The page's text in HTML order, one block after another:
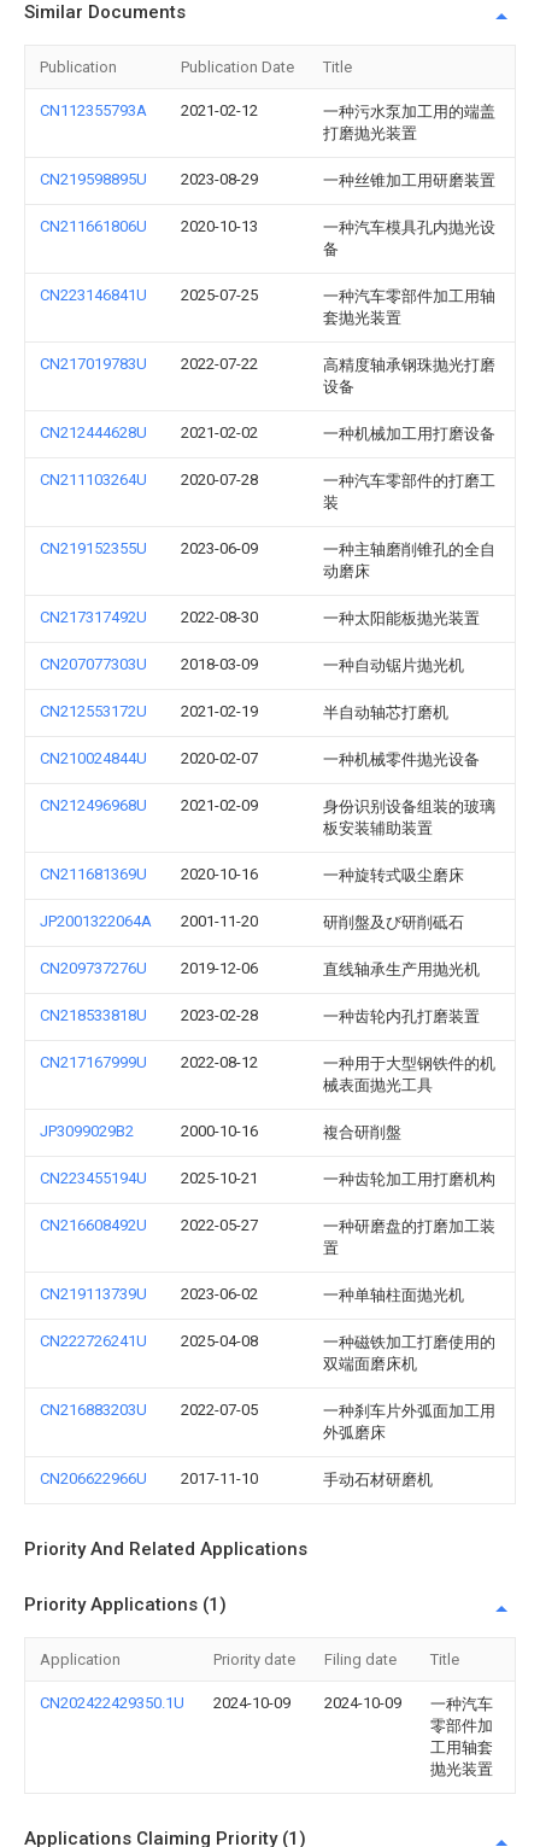
Similar Documents
Publication Publication Date Title
CN112355793A 2021-02-12
一种污水泵加工用的端盖
打磨抛光装置
CN219598895U 2023-08-29 一种丝锥加工用研磨装置
CN211661806U 2020-10-13
一种汽车模具孔内抛光设
备
CN223146841U 2025-07-25
一种汽车零部件加工用轴
套抛光装置
CN217019783U 2022-07-22
高精度轴承钢珠抛光打磨
设备
CN212444628U 2021-02-02 一种机械加工用打磨设备
CN211103264U 2020-07-28
一种汽车零部件的打磨工
装
CN219152355U 2023-06-09
一种主轴磨削锥孔的全自
动磨床
CN217317492U 2022-08-30 一种太阳能板抛光装置
CN207077303U 2018-03-09 一种自动锯片抛光机
CN212553172U 2021-02-19 半自动轴芯打磨机
CN210024844U 2020-02-07 一种机械零件抛光设备
CN212496968U 2021-02-09
身份识别设备组装的玻璃
板安装辅助装置
CN211681369U 2020-10-16 一种旋转式吸尘磨床
JP2001322064A 2001-11-20 研削盤及び研削砥石
CN209737276U 2019-12-06 直线轴承生产用抛光机
CN218533818U 2023-02-28 一种齿轮内孔打磨装置
CN217167999U 2022-08-12
一种用于大型钢铁件的机
械表面抛光工具
JP3099029B2 2000-10-16 複合研削盤
CN223455194U 2025-10-21 一种齿轮加工用打磨机构
CN216608492U 2022-05-27
一种研磨盘的打磨加工装
置
CN219113739U 2023-06-02 一种单轴柱面抛光机
CN222726241U 2025-04-08
一种磁铁加工打磨使用的
双端面磨床机
CN216883203U 2022-07-05
一种刹车片外弧面加工用
外弧磨床
CN206622966U 2017-11-10 手动石材研磨机
Priority And Related Applications
Priority Applications (1)
Application Priority date Filing date Title
CN202422429350.1U 2024-10-09 2024-10-09
一种汽车
零部件加
工用轴套
抛光装置
Applications Claiming Priority (1)